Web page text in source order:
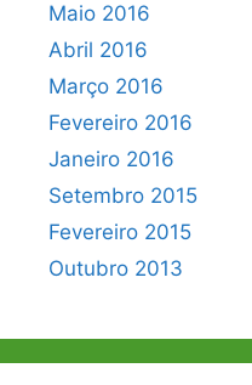
Maio 2016
Abril 2016
Março 2016
Fevereiro 2016
Janeiro 2016
Setembro 2015
Fevereiro 2015
Outubro 2013